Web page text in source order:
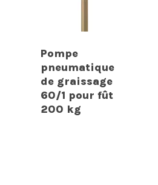
Pompe
pneumatique
de graissage
60/1 pour fût
200 kg